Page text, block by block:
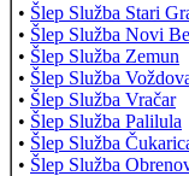
• Šlep Služba Stari
• Šlep Služba Novi
• Šlep Služba Zemun
• Šlep Služba
• Šlep Služba Vračar
• Šlep Služba Palilula
• Šlep Služba
• Šlep Služba